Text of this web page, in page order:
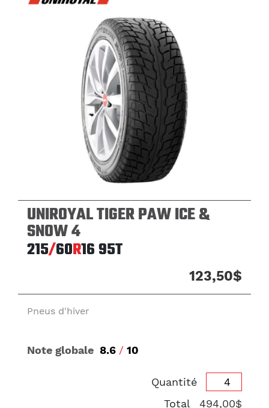
UNIROYAL TIGER PAW ICE &
SNOW 4
215/60R1695T
123,50$
Pneus d'hiver
Note globale 8.6 / 10
Quantité
Total
494,00$